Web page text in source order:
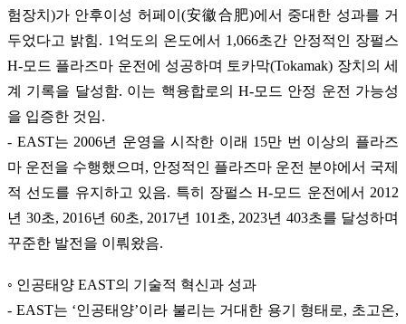
험장치)가 안후이성 허페이(安徽合肥)에서 중대한 성과를 거
두었다고 밝힘. 1억도의 온도에서 1,066초간 안정적인 장펄스
H-모드 플라즈마 운전에 성공하며 토카막(Tokamak) 장치의 세
계 기록을 달성함. 이는 핵융합로의 H-모드 안정 운전 가능성
을 입증한 것임.
- EAST는 2006년 운영을 시작한 이래 15만 번 이상의 플라즈
마 운전을 수행했으며, 안정적인 플라즈마 운전 분야에서 국제
적 선도를 유지하고 있음. 특히 장펄스 H-모드 운전에서 2012
년 30초, 2016년 60초, 2017년 101초, 2023년 403초를 달성하며
꾸준한 발전을 이뤄왔음.
◦ 인공태양 EAST의 기술적 혁신과 성과
- EAST는 ‘인공태양’이라 불리는 거대한 용기 형태로, 초고온,